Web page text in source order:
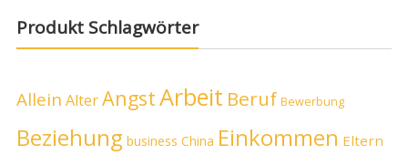
Produkt Schlagwörter
Allein AlterAngstArbeit Beruf Bewerbung
Beziehung business China Einkommen Eltern